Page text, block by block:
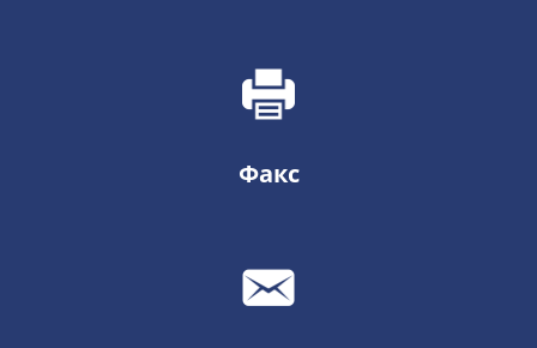
Факс